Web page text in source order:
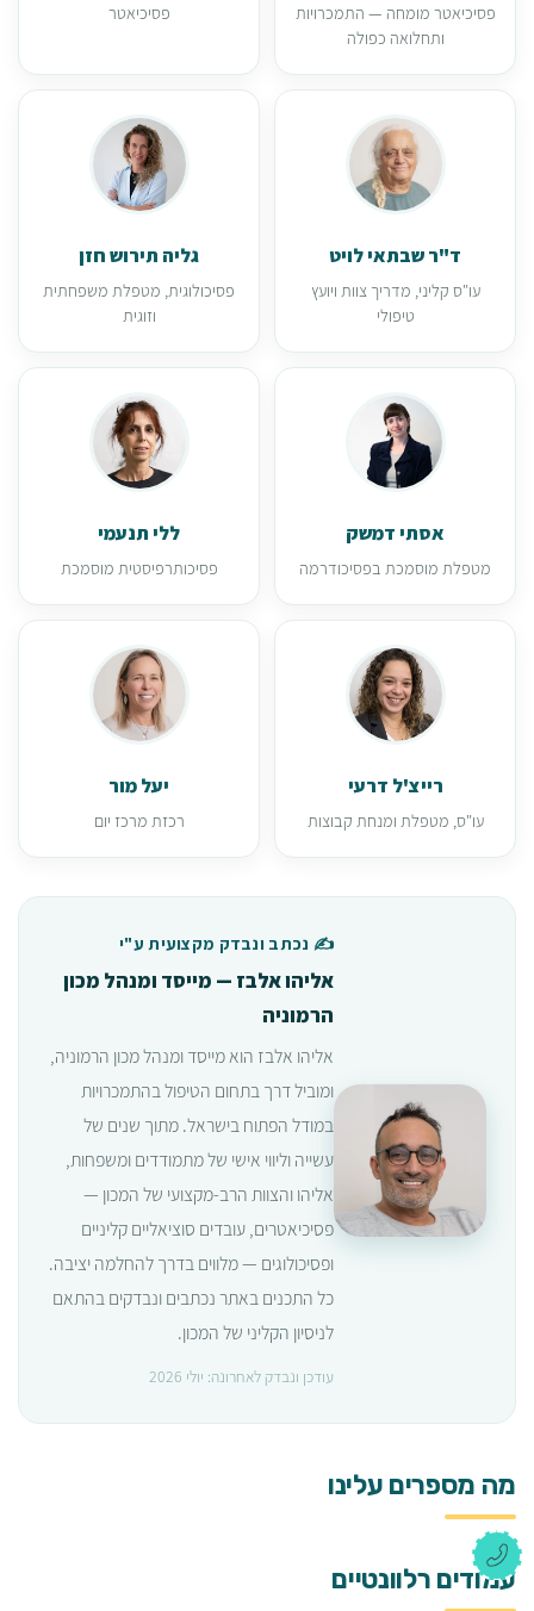
פסיכיאטר מומחה — התמכרויות
ותחלואה כפולה
פסיכיאטר
ד"ר שבתאי לויט
עו"ס קליני, מדריך צוות ויועץ
טיפולי
גליה תירוש חזן
פסיכולוגית, מטפלת משפחתית
וזוגית
אסתי דמשק
מטפלת מוסמכת בפסיכודרמה
ללי תנעמי
פסיכותרפיסטית מוסמכת
רייצ'ל דרעי
עו"ס, מטפלת ומנחת קבוצות
יעל מור
רכזת מרכז יום
✍️ נכתב ונבדק מקצועית ע"י
אליהו אלבז — מייסד ומנהל מכון
הרמוניה
אליהו אלבז הוא מייסד ומנהל מכון הרמוניה,
ומוביל דרך בתחום הטיפול בהתמכרויות
במודל הפתוח בישראל. מתוך שנים של
עשייה וליווי אישי של מתמודדים ומשפחות,
אליהו והצוות הרב-מקצועי של המכון —
פסיכיאטרים, עובדים סוציאליים קליניים
ופסיכולוגים — מלווים בדרך להחלמה יציבה.
כל התכנים באתר נכתבים ונבדקים בהתאם
לניסיון הקליני של המכון.
עודכן ונבדק לאחרונה: יולי 2026
מה מספרים עלינו
עמודים רלוונטיים